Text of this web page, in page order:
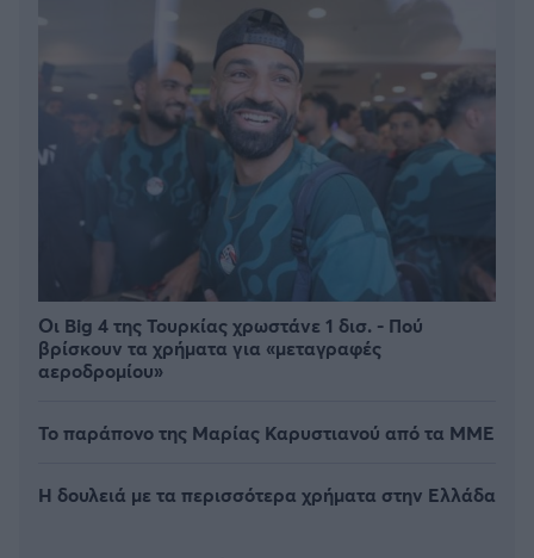
Οι Big 4 της Τουρκίας χρωστάνε 1 δισ. - Πού
βρίσκουν τα χρήματα για «μεταγραφές
αεροδρομίου»
Το παράπονο της Μαρίας Καρυστιανού από τα ΜΜΕ
Η δουλειά με τα περισσότερα χρήματα στην Ελλάδα